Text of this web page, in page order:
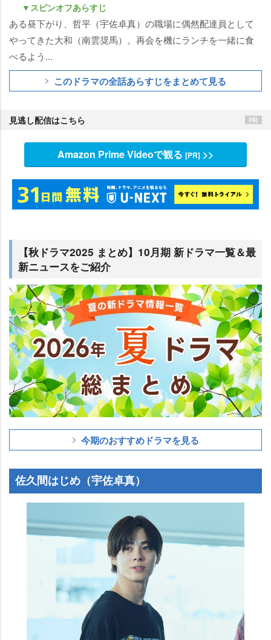
▼スピンオフあらすじ
ある昼下がり、哲平（宇佐卓真）の職場に偶然配達員として
ってきた大和（南雲奨馬）。再会を機にランチを一緒に食
べるよう...
このドラマの全話あらすじをまとめて見る
見逃し配信はこちら
Amazon Prime Videoで観る [PR] >>
【秋ドラマ2025 まとめ】10月期 新ドラマ一覧＆最
新ニュースをご紹介
今期のおすすめドラマを見る
佐久間はじめ（宇佐卓真）